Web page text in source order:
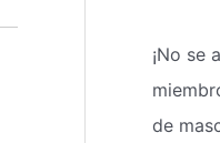
¡No se
de